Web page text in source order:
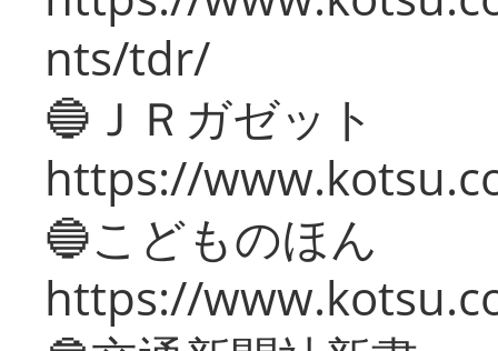
nts/tdr/
🔵ＪＲガゼット
https://
🔵こどものほん
https://